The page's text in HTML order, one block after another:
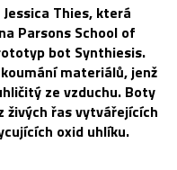
Thies, která
Parsons School of
bot Synthiesis.
materiálů, jenž
ze vzduchu. Boty
živých řas vytvářejících
oxid uhlíku.